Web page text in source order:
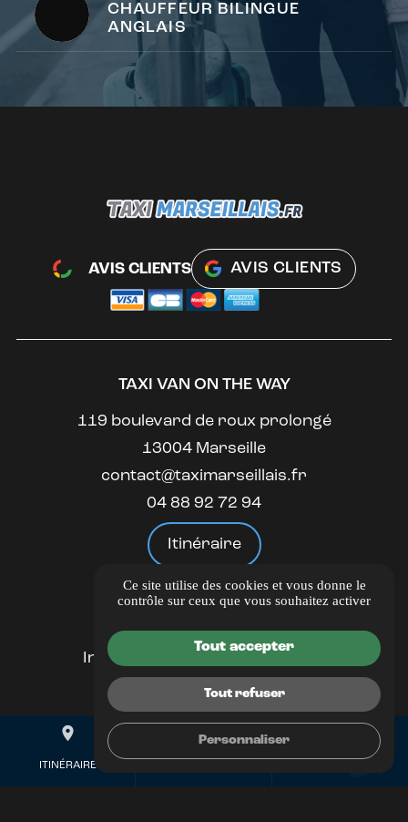
CHAUFFEUR BILINGUE
ANGLAIS
place
ITINÉRAIRE
mail
AVIS CLIENTS AVIS CLIENTS
TAXI VAN ON THE WAY
119 boulevard de roux prolongé
13004 Marseille
contact@taximarseillais.fr
04 88 92 72 94
Itinéraire
LIENS UTILES
Guide Local
Informations complémentaires
Mentions légales
Politique de confidentialité
Gestion des cookies
Ce site utilise des cookies et vous donne le
contrôle sur ceux que vous souhaitez activer
Tout accepter
Tout refuser
Personnaliser